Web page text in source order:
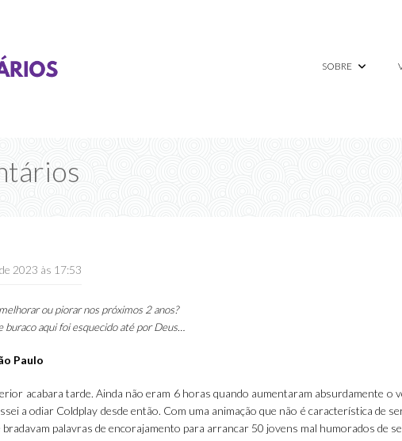
SOBRE
2023 às 17:53
ou piorar nos próximos 2 anos?
aqui foi esquecido até por Deus…
Paulo
acabara tarde. Ainda não eram 6 horas quando aumentaram absurdamente o
a odiar Coldplay desde então. Com uma animação que não é característica de
bradavam palavras de encorajamento para arrancar 50 jovens mal humorados de